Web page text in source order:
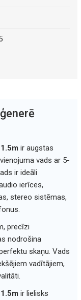
ir augstas
vads ar 5-
ir ideāli
ierīces,
stereo sistēmas,
precīzi
nodrošina
skaņu. Vads
vadītājiem,
ir lielisks